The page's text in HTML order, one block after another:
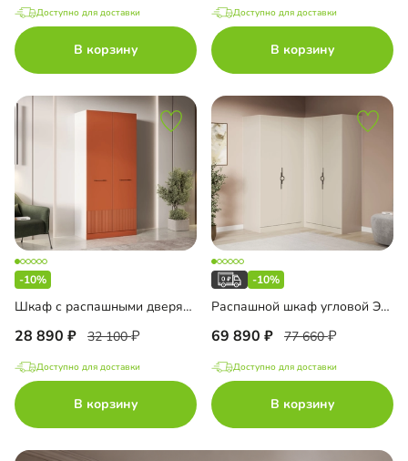
Доступно для доставки
В корзину
Доступно для доставки
В корзину
-10%
Шкаф с распашными дверями в спальню Дарио-2
28 890 32 100
Доступно для доставки
В корзину
-10%
Распашной шкаф угловой Элавия-2-550 Премиум
69 890 77 660
Доступно для доставки
В корзину